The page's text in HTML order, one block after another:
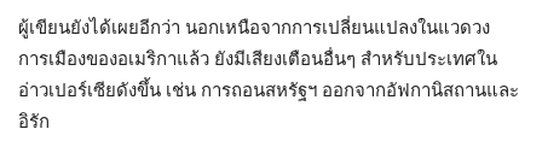
ผู้เขียนยังได้เผยอีกว่า นอกเหนือจากการเปลี่ยนแปลงในแวดวง
การเมืองของอเมริกาแล้ว ยังมีเสียงเตือนอื่นๆ สำหรับประเทศใน
อ่าวเปอร์เซียดังขึ้น เช่น การถอนสหรัฐฯ ออกจากอัฟกานิสถานและ
อิรัก